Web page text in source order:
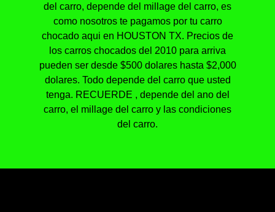
del carro, depende del millage del carro, es
como nosotros te pagamos por tu carro
chocado aqui en HOUSTON TX. Precios de
los carros chocados del 2010 para arriva
pueden ser desde $500 dolares hasta $2,000
dolares. Todo depende del carro que usted
tenga. RECUERDE , depende del ano del
carro, el millage del carro y las condiciones
del carro.